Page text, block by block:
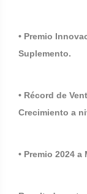
• Premio
Suplemento.
• Récord de
Crecimiento a
• Premio 2024